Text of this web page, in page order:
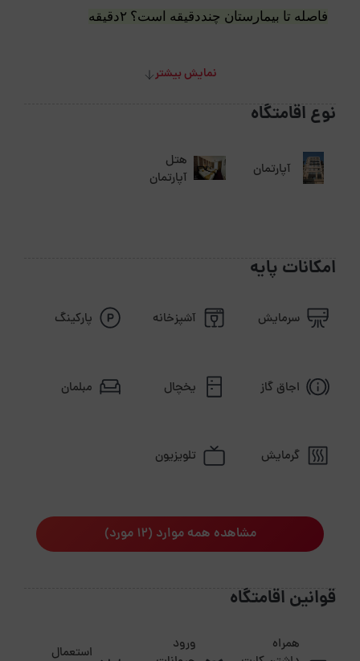
فاصله تا بیمارستان چنددقیقه است؟ ۲دقیقه
فاصله تا کافی شاپ چنددقیقه است؟ ۲دقیقه
فاصله تا فرودگاه چنددقیقه است؟۲۰دقیقه
نمایش بیشتر
نوع اقامتگاه
آپارتمان
هتل
آپارتمان
امکانات پایه
سرمایش آشپزخانه پارکینگ
اجاق گاز یخچال مبلمان
گرمایش تلویزیون
مشاهده همه موارد (12 مورد)
قوانین اقامتگاه
همراه
ورود
استعمال